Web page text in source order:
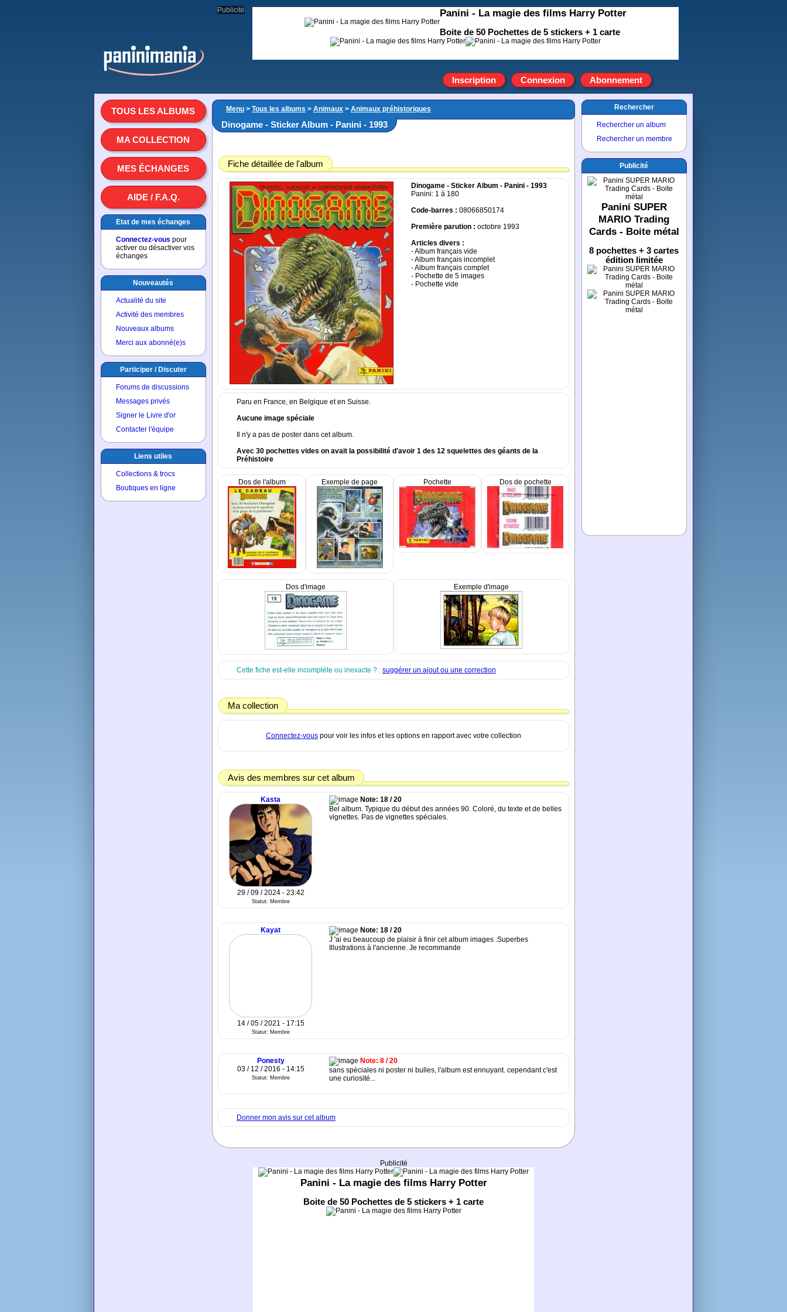
Inscription Connexion Abonnement
TOUS LES ALBUMS
MA COLLECTION
MES ÉCHANGES
AIDE / F.A.Q.
Etat de mes échanges
Connectez-vous pour
activer ou désactiver vos
échanges
Nouveautés
Actualité du site
Activité des membres
Nouveaux albums
Merci aux abonné(e)s
Participer / Discuter
Forums de discussions
Messages privés
Signer le Livre d'or
Contacter l'équipe
Liens utiles
Collections & trocs
Boutiques en ligne
Menu > Tous les albums > Animaux > Animaux préhistoriques
Dinogame - Sticker Album - Panini - 1993
Fiche détaillée de l'album
Dinogame - Sticker Album - Panini - 1993
Panini: 1 à 180
Code-barres : 08066850174
Première parution : octobre 1993
Articles divers :
- Album français vide
- Album français incomplet
- Album français complet
- Pochette de 5 images
- Pochette vide
Paru en France, en Belgique et en Suisse.
Aucune image spéciale
Il n'y a pas de poster dans cet album.
Avec 30 pochettes vides on avait la possibilité d'avoir 1 des 12 squelettes des géants de la
Préhistoire
Dos de l'album Exemple de page Pochette Dos de pochette
Dos d'image Exemple d'image
Cette fiche est-elle incomplète ou inexacte ? : suggérer un ajout ou une correction
Ma collection
Connectez-vous pour voir les infos et les options en rapport avec votre collection
Avis des membres sur cet album
Kasta
29 / 09 / 2024 - 23:42
Statut: Membre
Note: 18 / 20
Bel album. Typique du début des années 90. Coloré, du texte et de belles
vignettes. Pas de vignettes spéciales.
Kayat
14 / 05 / 2021 - 17:15
Statut: Membre
Note: 18 / 20
J 'ai eu beaucoup de plaisir à finir cet album images .Superbes
Illustrations à l'ancienne. Je recommande
Ponesty
03 / 12 / 2016 - 14:15
Statut: Membre
Note: 8 / 20
sans spéciales ni poster ni bulles, l'album est ennuyant. cependant c'est
une curiosité...
Donner mon avis sur cet album
Publicité
Panini - La magie des films Harry Potter
Boite de 50 Pochettes de 5 stickers + 1 carte
Rechercher
Rechercher un album
Rechercher un membre
Publicité
Panini SUPER
MARIO Trading
Cards - Boite métal
8 pochettes + 3 cartes
édition limitée
Publicité Panini - La magie des films Harry Potter
Boite de 50 Pochettes de 5 stickers + 1 carte